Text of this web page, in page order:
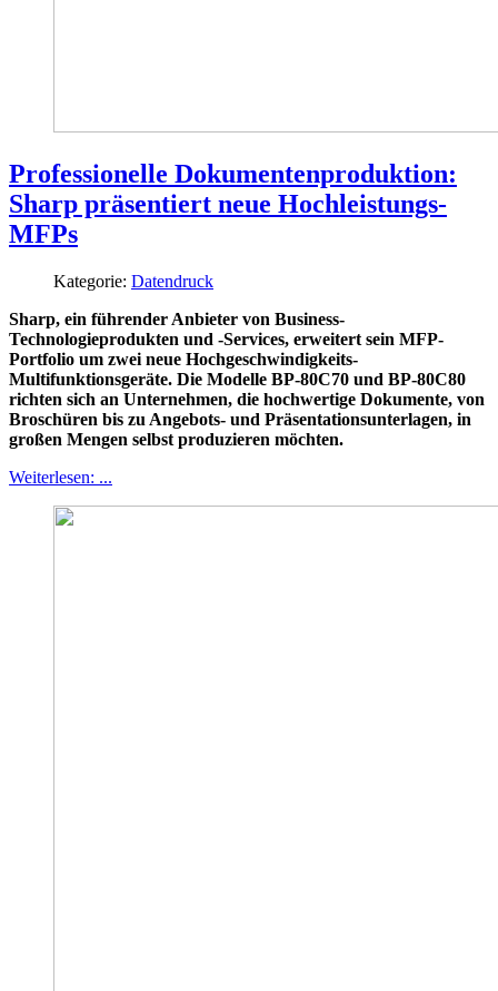
Professionelle Dokumentenproduktion:
Sharp präsentiert neue Hochleistungs-
MFPs
Kategorie: Datendruck
Sharp, ein führender Anbieter von Business-
Technologieprodukten und -Services, erweitert sein MFP-
Portfolio um zwei neue Hochgeschwindigkeits-
Multifunktionsgeräte. Die Modelle BP-80C70 und BP-80C80
richten sich an Unternehmen, die hochwertige Dokumente, von
Broschüren bis zu Angebots- und Präsentationsunterlagen, in
großen Mengen selbst produzieren möchten.
Weiterlesen: ...